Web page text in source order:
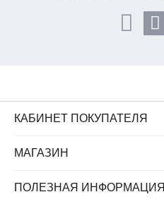
КАБИНЕТ ПОКУПАТЕЛЯ
МАГАЗИН
ПОЛЕЗНАЯ ИНФОРМАЦИЯ